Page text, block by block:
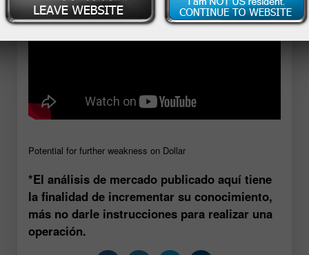
Potential for further weakness on Dollar
*El análisis de mercado publicado aquí tiene
la finalidad de incrementar su conocimiento,
más no darle instrucciones para realizar una
operación.